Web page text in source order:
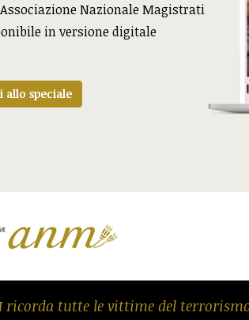
Nazionale Magistrati
in versione digitale
allo speciale
ricorda tutte le vittime del